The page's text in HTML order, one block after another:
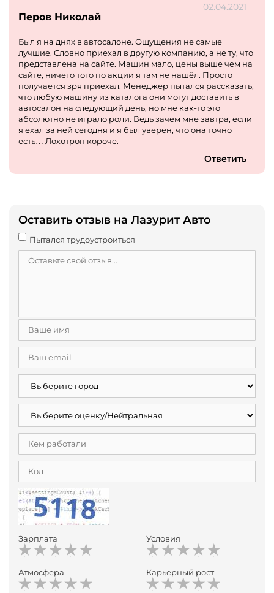
02.04.2021
Перов Николай
Был я на днях в автосалоне. Ощущения не самые
лучшие. Словно приехал в другую компанию, а не ту, что
представлена на сайте. Машин мало, цены выше чем на
сайте, ничего того по акции я там не нашёл. Просто
получается зря приехал. Менеджер пытался рассказать,
что любую машину из каталога они могут доставить в
автосалон на следующий день, но мне как-то это
абсолютно не играло роли. Ведь зачем мне завтра, если
я ехал за ней сегодня и я был уверен, что она точно
есть… Лохотрон короче.
Ответить
Оставить отзыв на Лазурит Авто
Пытался трудоустроиться
Зарплата Условия
Атмосфера Карьерный рост